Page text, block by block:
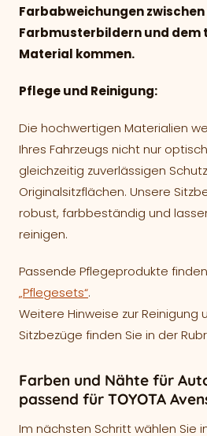
Farbabweichungen
Farbmusterbildern und dem
Material kommen.
Pflege und Reinigung:
Die hochwertigen Materialien
Ihres Fahrzeugs nicht nur
gleichzeitig zuverlässigen
Originalsitzflächen. Unsere
robust, farbbeständig und
reinigen.
Passende Pflegeprodukte
„Pflegesets“.
Weitere Hinweise zur Reinigung
Sitzbezüge finden Sie in der
Farben und Nähte für
passend für TOYOTA
Im nächsten Schritt wählen Sie